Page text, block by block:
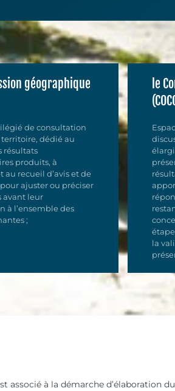
géographique
de consultation
dédié au
résultats
produits, à
au recueil d’avis et de
ajuster ou préciser
avant leur
à l’ensemble des
;
le
la
à la démarche d’élaboration